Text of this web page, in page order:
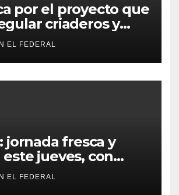
por el proyecto que
criaderos y
perros y gatos:
excesos, mientras
reclaman
más duros
EL FEDERAL
jornada fresca y
jueves, con
estables para
EL FEDERAL